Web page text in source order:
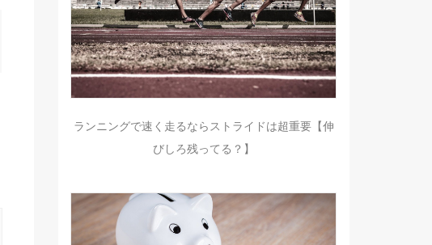
ランニングで速く走るならストライドは超重要【伸
びしろ残ってる？】